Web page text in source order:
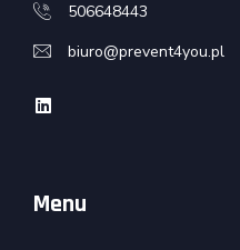
506648443
biuro@prevent4you.pl
Menu